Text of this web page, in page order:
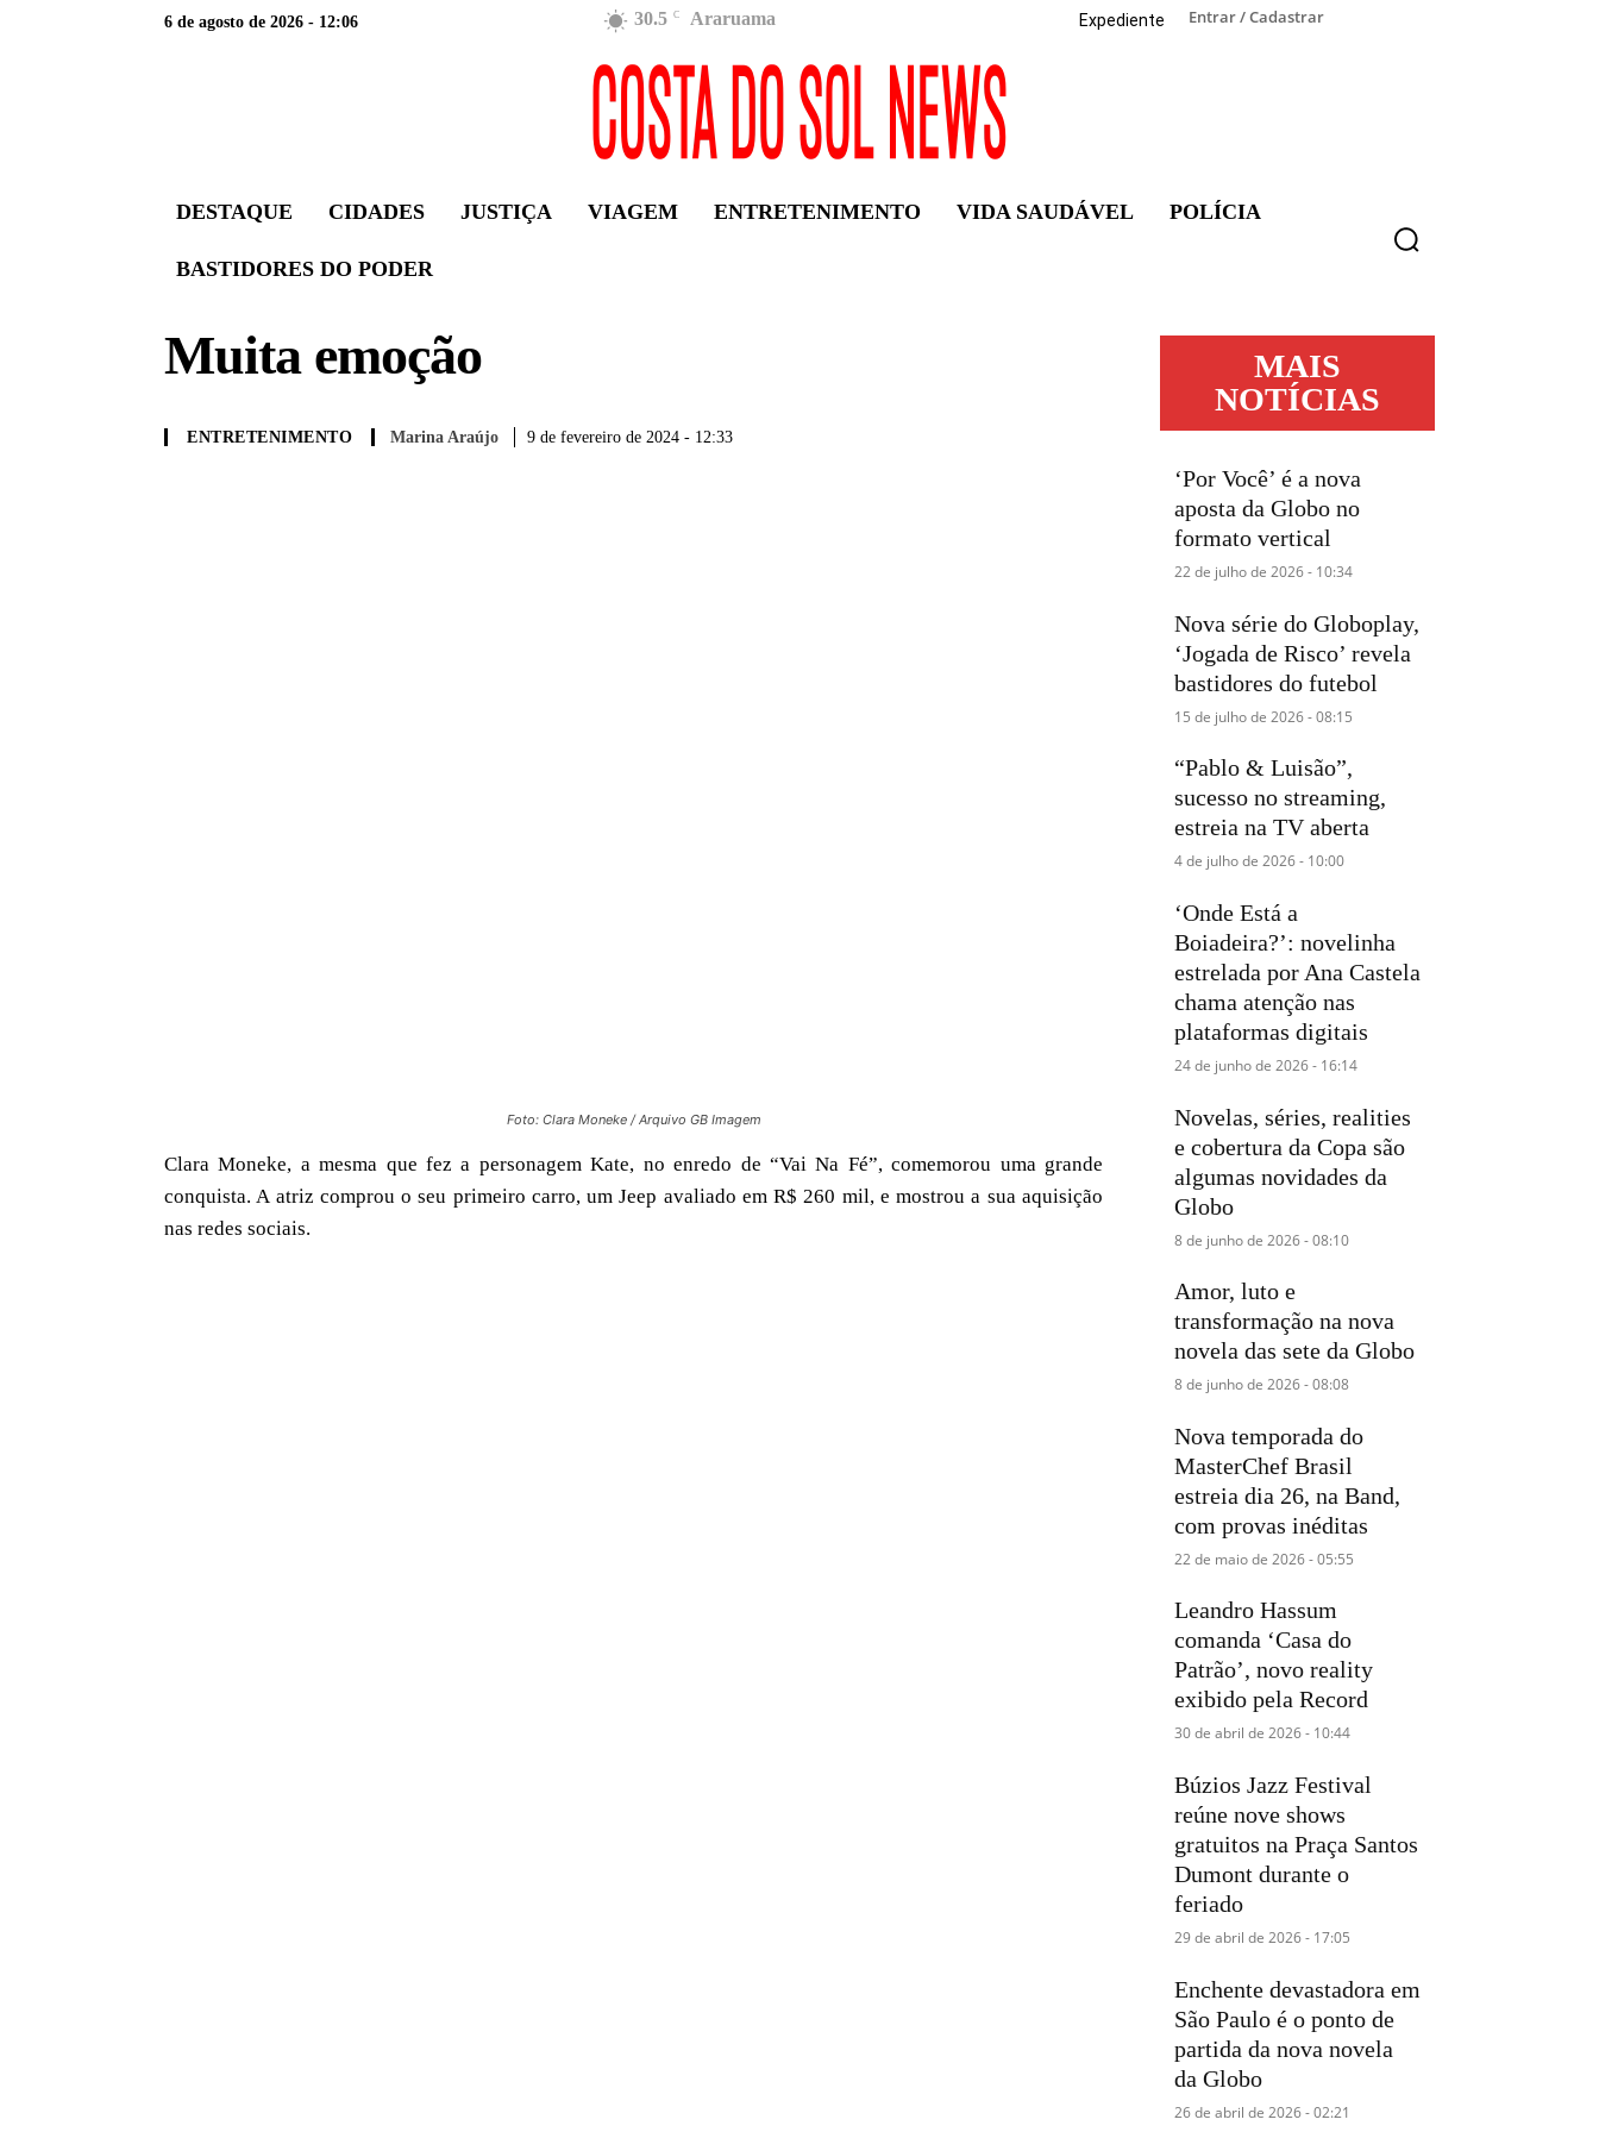
6 de agosto de 2026 - 12:06 30.5 C Araruama Entrar / Cadastrar
Expediente
DESTAQUE CIDADES JUSTIÇA VIAGEM ENTRETENIMENTO VIDA SAUDÁVEL POLÍCIA
BASTIDORES DO PODER
Muita emoção
ENTRETENIMENTO Marina Araújo 9 de fevereiro de 2024 - 12:33
Foto: Clara Moneke / Arquivo GB Imagem
Clara Moneke, a mesma que fez a personagem Kate, no enredo de “Vai Na Fé”, comemorou uma grande
conquista. A atriz comprou o seu primeiro carro, um Jeep avaliado em R$ 260 mil, e mostrou a sua aquisição
nas redes sociais.
MAIS
NOTÍCIAS
‘Por Você’ é a nova
aposta da Globo no
formato vertical
22 de julho de 2026 - 10:34
Nova série do Globoplay,
‘Jogada de Risco’ revela
bastidores do futebol
15 de julho de 2026 - 08:15
“Pablo & Luisão”,
sucesso no streaming,
estreia na TV aberta
4 de julho de 2026 - 10:00
‘Onde Está a
Boiadeira?’: novelinha
estrelada por Ana Castela
chama atenção nas
plataformas digitais
24 de junho de 2026 - 16:14
Novelas, séries, realities
e cobertura da Copa são
algumas novidades da
Globo
8 de junho de 2026 - 08:10
Amor, luto e
transformação na nova
novela das sete da Globo
8 de junho de 2026 - 08:08
Nova temporada do
MasterChef Brasil
estreia dia 26, na Band,
com provas inéditas
22 de maio de 2026 - 05:55
Leandro Hassum
comanda ‘Casa do
Patrão’, novo reality
exibido pela Record
30 de abril de 2026 - 10:44
Búzios Jazz Festival
reúne nove shows
gratuitos na Praça Santos
Dumont durante o
feriado
29 de abril de 2026 - 17:05
Enchente devastadora em
São Paulo é o ponto de
partida da nova novela
da Globo
26 de abril de 2026 - 02:21